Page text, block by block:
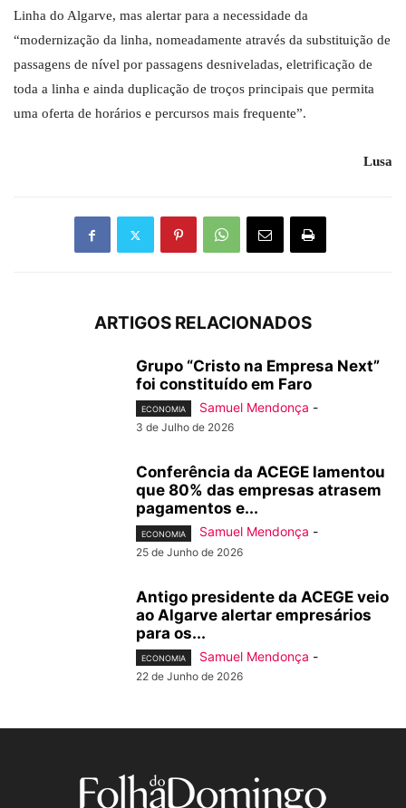
Linha do Algarve, mas alertar para a necessidade da
“modernização da linha, nomeadamente através da substituição de
passagens de nível por passagens desniveladas, eletrificação de
toda a linha e ainda duplicação de troços principais que permita
uma oferta de horários e percursos mais frequente”.
Lusa
ARTIGOS RELACIONADOS
Grupo “Cristo na Empresa Next”
foi constituído em Faro
ECONOMIA Samuel Mendonça -
3 de Julho de 2026
Conferência da ACEGE lamentou
que 80% das empresas atrasem
pagamentos e...
ECONOMIA Samuel Mendonça -
25 de Junho de 2026
Antigo presidente da ACEGE veio
ao Algarve alertar empresários
para os...
ECONOMIA Samuel Mendonça -
22 de Junho de 2026